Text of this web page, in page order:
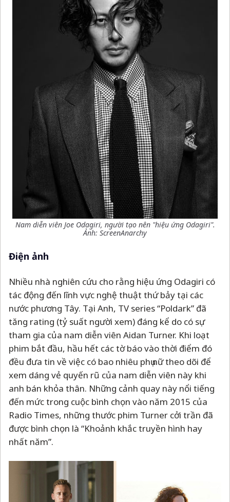
Nam diễn viên Joe Odagiri, người tạo nên "hiệu ứng Odagiri".
Ảnh: ScreenAnarchy
Điện ảnh
Nhiều nhà nghiên cứu cho rằng hiệu ứng Odagiri có
tác động đến lĩnh vực nghệ thuật thứ bảy tại các
nước phương Tây. Tại Anh, TV series “Poldark” đã
tăng rating (tỷ suất người xem) đáng kể do có sự
tham gia của nam diễn viên Aidan Turner. Khi loạt
phim bắt đầu, hầu hết các tờ báo vào thời điểm đó
đều đưa tin về việc có bao nhiêu phụ nữ theo dõi để
xem dáng vẻ quyến rũ của nam diễn viên này khi
anh bán khỏa thân. Những cảnh quay này nổi tiếng
đến mức trong cuộc bình chọn vào năm 2015 của
Radio Times, những thước phim Turner cởi trần đã
được bình chọn là “Khoảnh khắc truyền hình hay
nhất năm”.